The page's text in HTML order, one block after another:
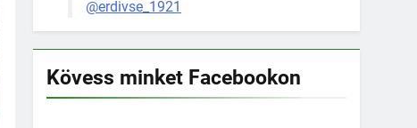
@erdivse_1921
Kövess minket Facebookon